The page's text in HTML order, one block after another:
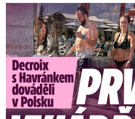
Exministryně s Havránkem